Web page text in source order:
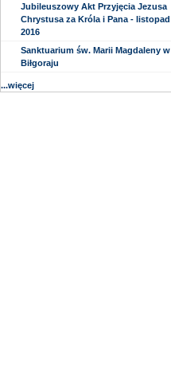
Jubileuszowy Akt Przyjęcia Jezusa
Chrystusa za Króla i Pana - listopad
2016
Sanktuarium św. Marii Magdaleny w
Biłgoraju
...więcej